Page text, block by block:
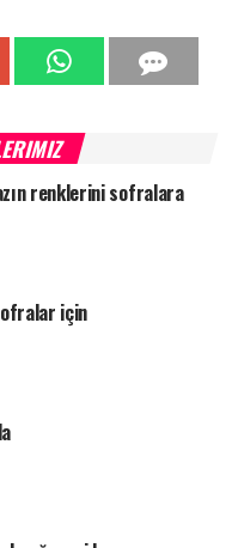
renklerini sofralara
için